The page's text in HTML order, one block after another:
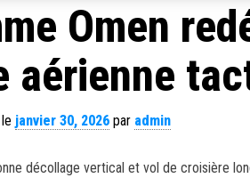
Omen
aérienne
janvier 30, 2026par admin
décollage vertical et vol de croisière